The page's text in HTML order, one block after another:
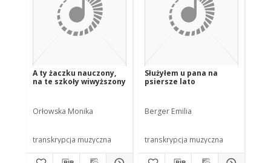
A ty żaczku nauczony,
na te szkoły wiwyższony
Orłowska Monika
transkrypcja muzyczna
Służyłem u pana na
psiersze lato
Berger Emilia
transkrypcja muzyczna